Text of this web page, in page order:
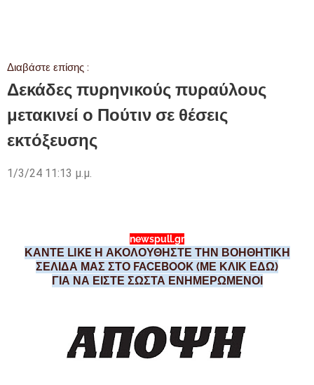
Διαβάστε επίσης :
Δεκάδες πυρηνικούς πυραύλους
μετακινεί ο Πούτιν σε θέσεις
εκτόξευσης
1/3/24 11:13 μ.μ.
newspull.gr
ΚΑΝΤΕ LIKE Η ΑΚΟΛΟΥΘΗΣΤΕ ΤΗΝ ΒΟΗΘΗΤΙΚΗ
ΣΕΛΙΔΑ ΜΑΣ ΣΤΟ FACEBOOK (ΜΕ ΚΛΙΚ ΕΔΩ)
ΓΙΑ ΝΑ ΕΙΣΤΕ ΣΩΣΤΑ ΕΝΗΜΕΡΩΜΕΝΟΙ